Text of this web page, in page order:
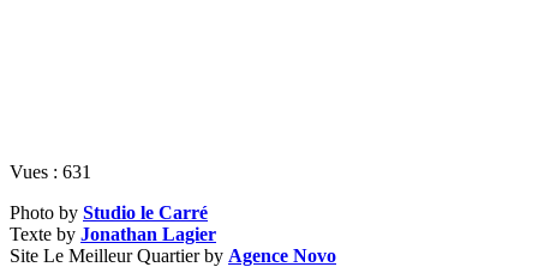
Vues : 631
Photo by Studio le Carré
Texte by Jonathan Lagier
Site Le Meilleur Quartier by Agence Novo